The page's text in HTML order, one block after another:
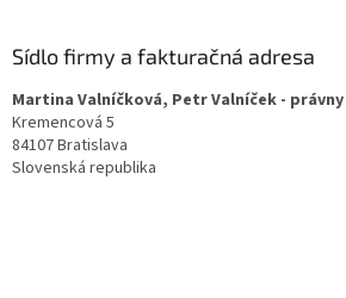
Sídlo firmy a fakturačná adresa
Martina Valníčková, Petr Valníček -
Kremencová 5
84107 Bratislava
Slovenská republika